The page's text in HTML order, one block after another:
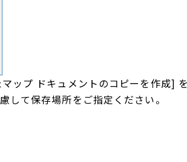
ップ ドキュメントのコピーを作成]
して保存場所をご指定ください。